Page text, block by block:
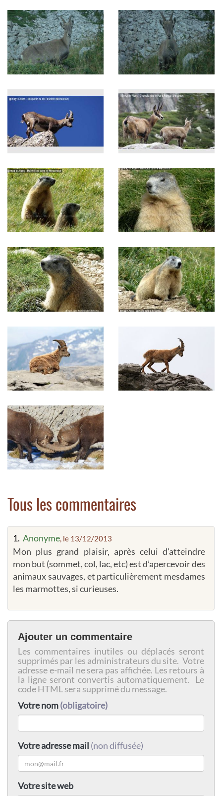
Tous les commentaires
1. Anonyme, le 13/12/2013
Mon plus grand plaisir, après celui d'atteindre
mon but (sommet, col, lac, etc) est d’apercevoir des
animaux sauvages, et particulièrement mesdames
les marmottes, si curieuses.
Ajouter un commentaire
Les commentaires inutiles ou déplacés seront
supprimés par les administrateurs du site. Votre
adresse e-mail ne sera pas affichée. Les retours à
la ligne seront convertis automatiquement. Le
code HTML sera supprimé du message.
Votre nom(obligatoire)
Votre adresse mail (non diffusée)
Votre site web